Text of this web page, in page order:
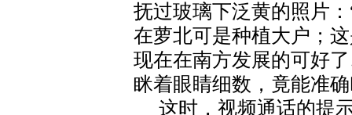
抚过玻璃下泛黄的照片
在萝北可是种植大户；
现在在南方发展的可好
眯着眼睛细数，竟能准
这时，视频通话的提